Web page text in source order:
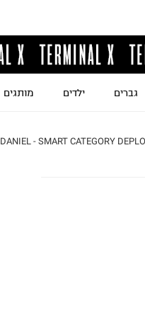
גברים ילדים מותגים
- SMART CATEGORY